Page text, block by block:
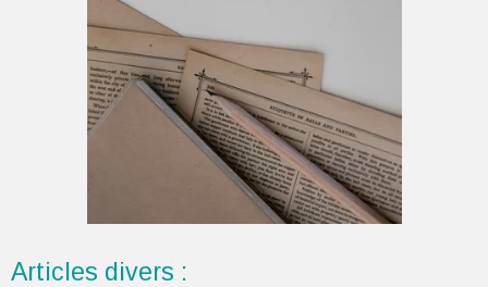
Articles divers :